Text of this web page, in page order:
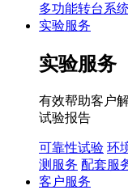
多功能转台系
实验服务
实验服务
有效帮助客户
试验报告
可靠性试验 环
测服务 配套服
客户服务